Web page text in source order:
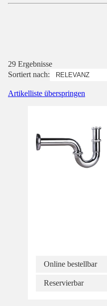
29 Ergebnisse
Sortiert nach:
Artikelliste überspringen
Online bestellbar
Reservierbar